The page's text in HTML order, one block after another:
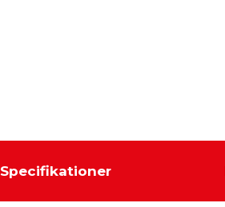
Specifikationer